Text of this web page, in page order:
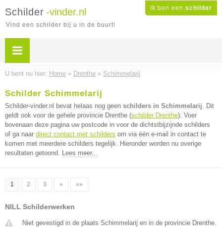
Ik ben een schilder
Schilder -vinder.nl
Vind een schilder bij u in de buurt!
U bent nu hier: Home » Drenthe » Schimmelarij
Schilder Schimmelarij
Schilder-vinder.nl bevat helaas nog geen schilders in Schimmelarij. Dit
geldt ook voor de gehele provincie Drenthe (schilder Drenthe). Voer
bovenaan deze pagina uw postcode in voor de dichtstbijzijnde schilders
of ga naar direct contact met schilders om via één e-mail in contact te
komen met meerdere schilders tegelijk. Hieronder worden nu overige
resultaten getoond. Lees meer...
1 2 3 » »»
NILL Schilderwerken
Niet gevestigd in de plaats Schimmelarij en in de provincie Drenthe.